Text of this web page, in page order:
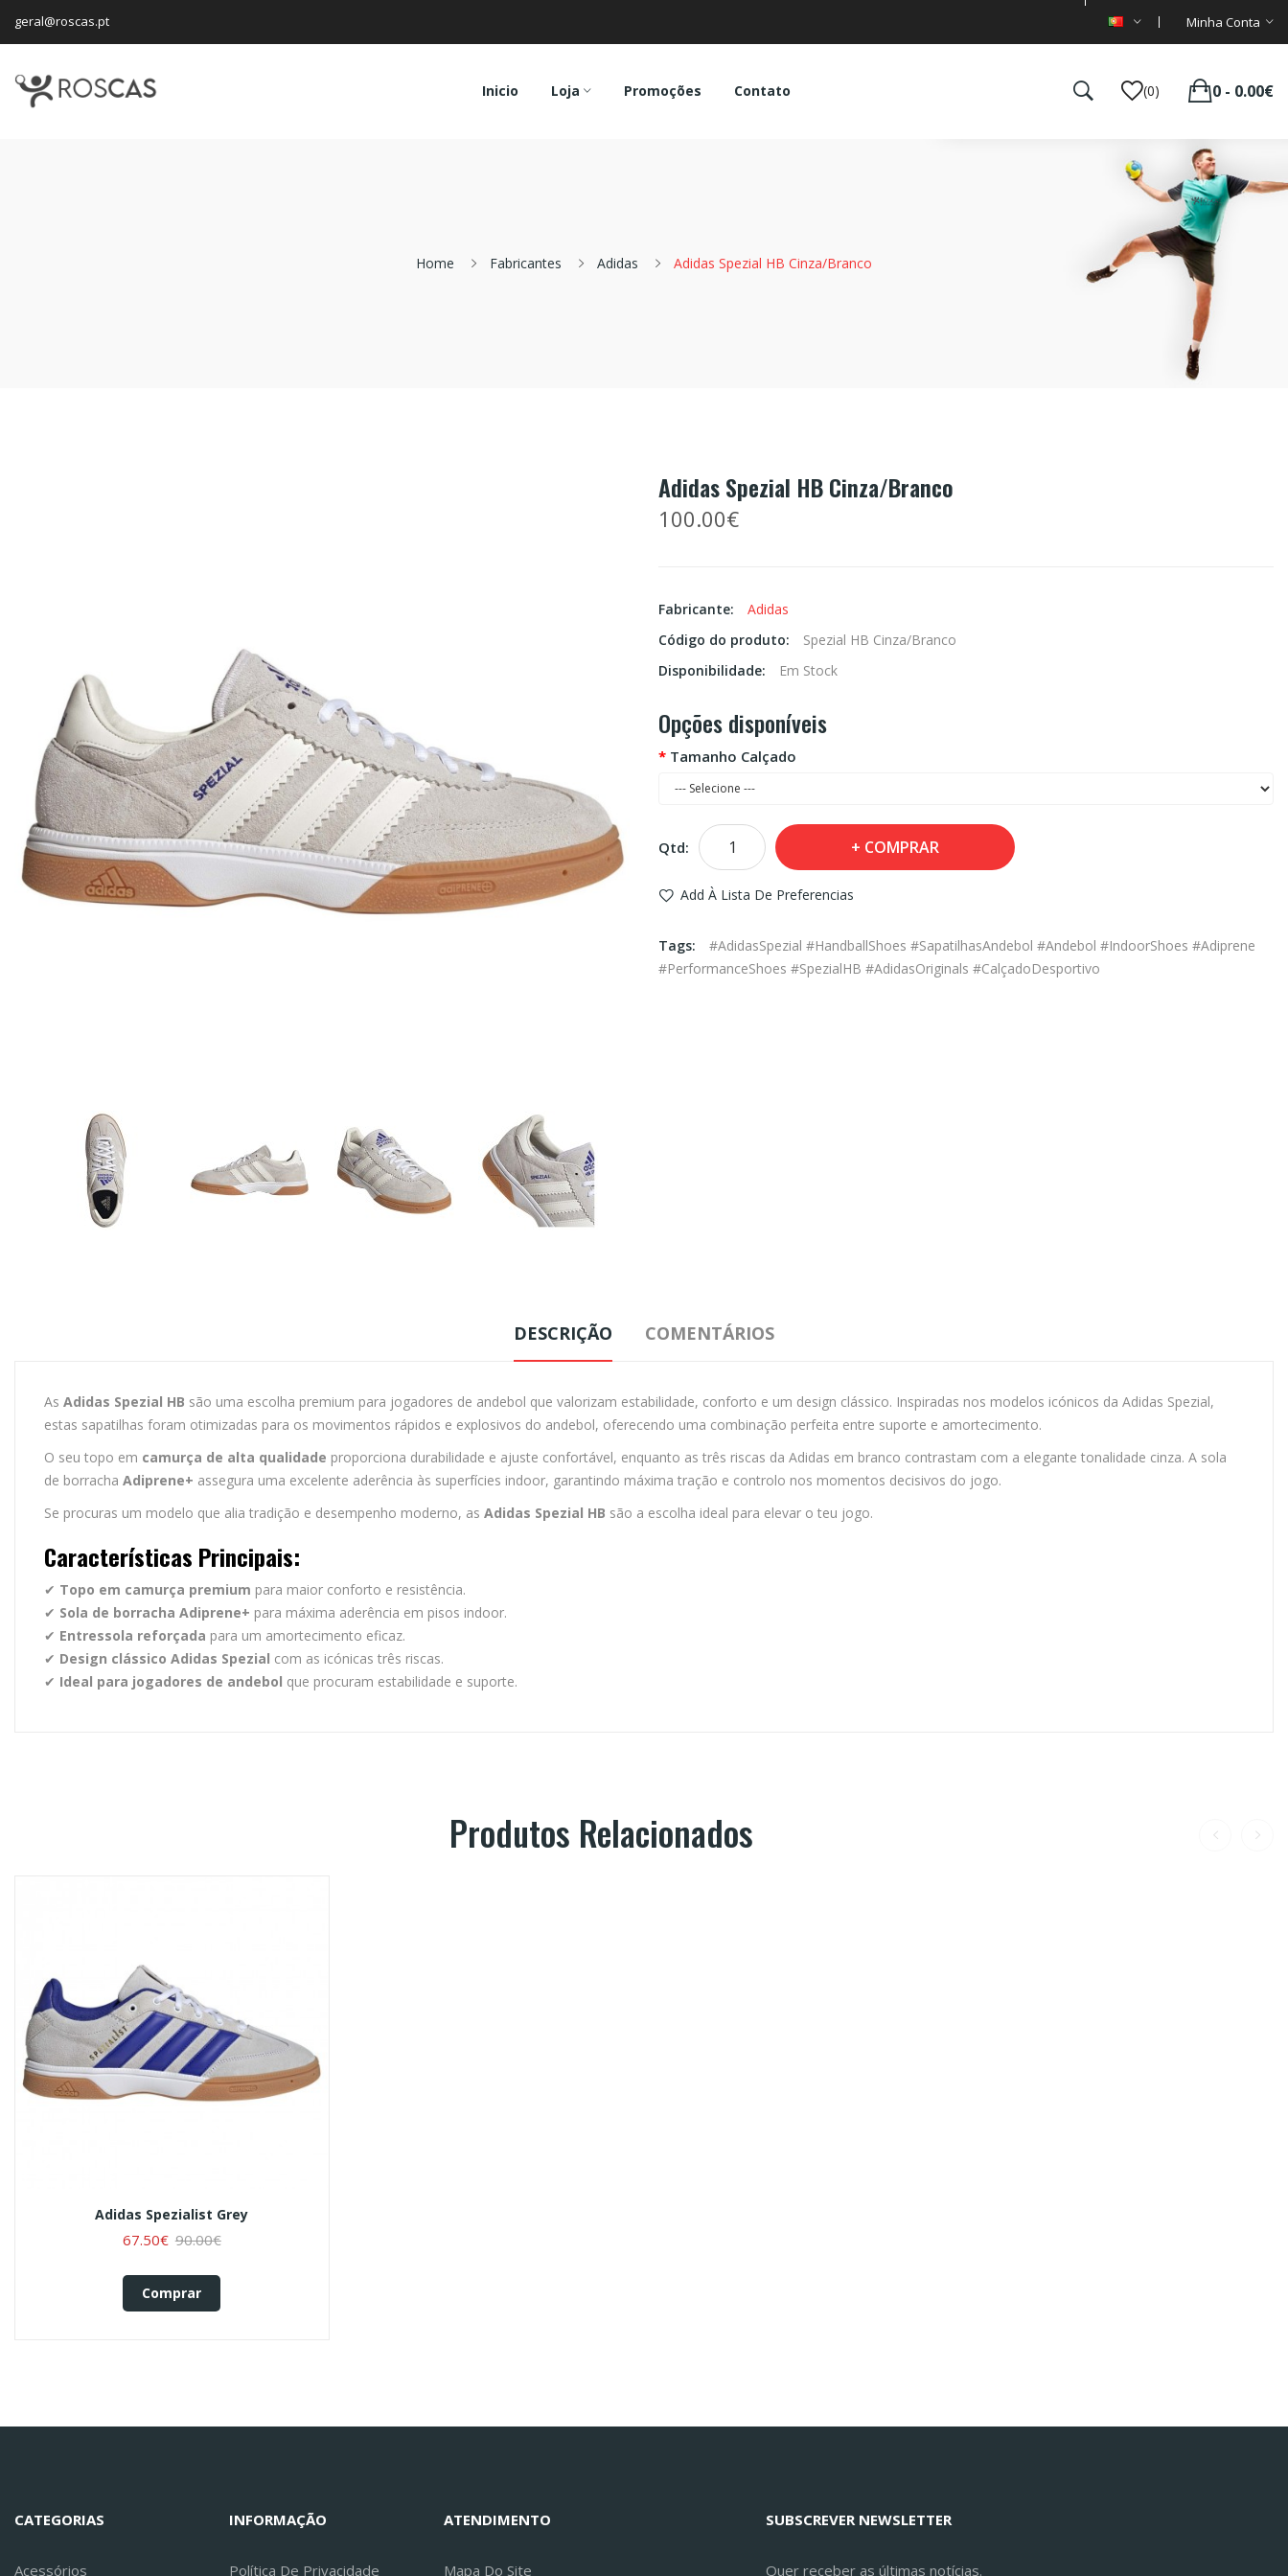
geral@roscas.pt Minha Conta
Inicio Loja Promoções Contato (0) 0 - 0.00€
Home Fabricantes Adidas Adidas Spezial HB Cinza/Branco
Adidas Spezial HB Cinza/Branco
100.00€
Fabricante:
Adidas
Código do produto:
Spezial HB Cinza/Branco
Disponibilidade:
Em Stock
Opções disponíveis
Tamanho Calçado
Qtd: COMPRAR
Add À Lista De Preferencias
Tags:
#AdidasSpezial #HandballShoes #SapatilhasAndebol #Andebol #IndoorShoes #Adiprene
#PerformanceShoes #SpezialHB #AdidasOriginals #CalçadoDesportivo
DESCRIÇÃO COMENTÁRIOS
As Adidas Spezial HB são uma escolha premium para jogadores de andebol que valorizam estabilidade, conforto e um design clássico. Inspiradas nos modelos icónicos da Adidas Spezial,
estas sapatilhas foram otimizadas para os movimentos rápidos e explosivos do andebol, oferecendo uma combinação perfeita entre suporte e amortecimento.
O seu topo em camurça de alta qualidade proporciona durabilidade e ajuste confortável, enquanto as três riscas da Adidas em branco contrastam com a elegante tonalidade cinza. A sola
de borracha Adiprene+ assegura uma excelente aderência às superfícies indoor, garantindo máxima tração e controlo nos momentos decisivos do jogo.
Se procuras um modelo que alia tradição e desempenho moderno, as Adidas Spezial HB são a escolha ideal para elevar o teu jogo.
Características Principais:
✔ Topo em camurça premium para maior conforto e resistência.
✔ Sola de borracha Adiprene+ para máxima aderência em pisos indoor.
✔ Entressola reforçada para um amortecimento eficaz.
✔ Design clássico Adidas Spezial com as icónicas três riscas.
✔ Ideal para jogadores de andebol que procuram estabilidade e suporte.
Produtos Relacionados
Adidas Spezialist Grey
67.50€ 90.00€
Comprar
CATEGORIAS
Acessórios
INFORMAÇÃO
Política De Privacidade
ATENDIMENTO
Mapa Do Site
SUBSCREVER NEWSLETTER
Quer receber as últimas notícias.